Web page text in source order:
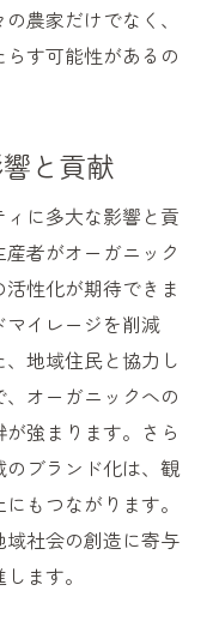
農家だけでなく、
す可能性があるの
と貢献
に多大な影響と貢
者がオーガニック
性化が期待できま
イレージを削減
地域住民と協力し
オーガニックへの
強まります。さら
ブランド化は、観
もつながります。
社会の創造に寄与
ます。